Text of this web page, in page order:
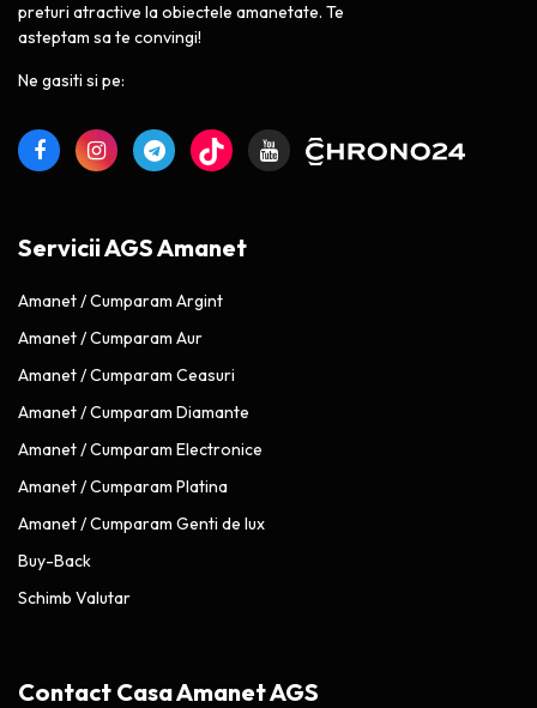
preturi atractive la obiectele amanetate. Te
asteptam sa te convingi!
Ne gasiti si pe:
Servicii AGS Amanet
Amanet / Cumparam Argint
Amanet / Cumparam Aur
Amanet / Cumparam Ceasuri
Amanet / Cumparam Diamante
Amanet / Cumparam Electronice
Amanet / Cumparam Platina
Amanet / Cumparam Genti de lux
Buy-Back
Schimb Valutar
Contact Casa Amanet AGS